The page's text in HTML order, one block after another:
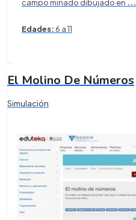
campo minado dibujado en ...
Edades: 6 a 11
El Molino De Números
Simulación